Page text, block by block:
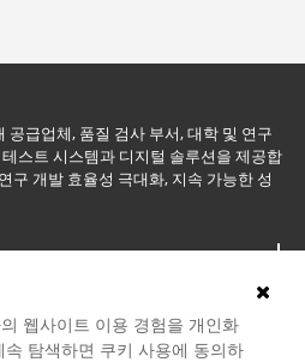
공급업체, 품질 검사 부서, 대학 및 연구
스트 시스템과 디지털 솔루션을 제공합
구 개발 효율성 극대화, 지속 가능한 성
웹사이트 이용 경험을 개인화
탐색하면 쿠키 사용에 동의하